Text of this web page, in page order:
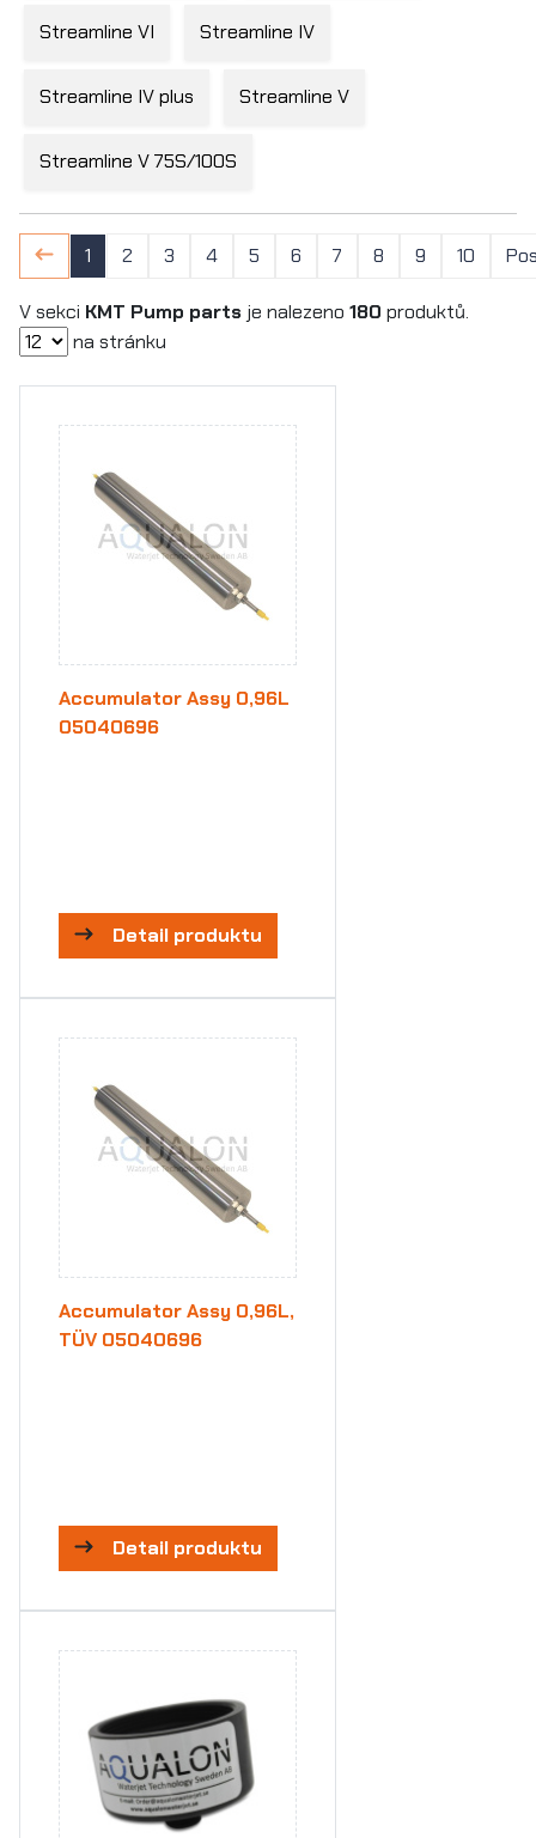
Streamline VI Streamline IV
Streamline IV plus Streamline V
Streamline V 75S/100S
1 2 3 4 5 6 7 8 9 10
V sekci KMT Pump parts je nalezeno 180 produktů.
na stránku
Accumulator Assy 0,96L
05040696
Detail produktu
Accumulator Assy 0,96L,
TÜV 05040696
Detail produktu